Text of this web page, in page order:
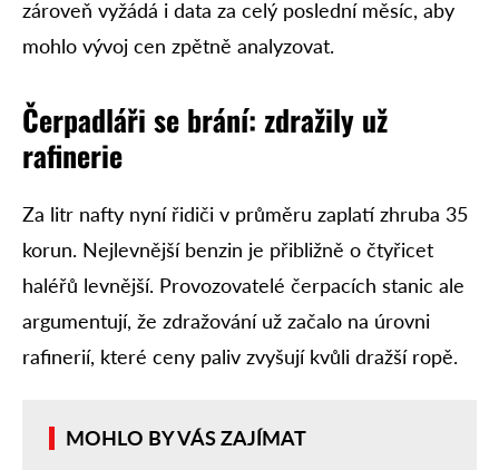
zároveň vyžádá i data za celý poslední měsíc, aby
mohlo vývoj cen zpětně analyzovat.
Čerpadláři se brání: zdražily už
rafinerie
Za litr nafty nyní řidiči v průměru zaplatí zhruba 35
korun. Nejlevnější benzin je přibližně o čtyřicet
haléřů levnější. Provozovatelé čerpacích stanic ale
argumentují, že zdražování už začalo na úrovni
rafinerií, které ceny paliv zvyšují kvůli dražší ropě.
MOHLO BY VÁS ZAJÍMAT